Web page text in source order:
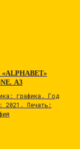
А3
графика. Год
2021. Печaть: